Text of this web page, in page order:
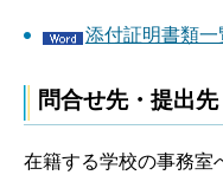
添付証明書類一
問合せ先・提出先
在籍する学校の事務室